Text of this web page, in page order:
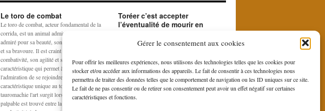
Gérer le consentement aux cookies
Pour offrir les meilleures expériences, nous utilisons des technologies telles que les cookies pour
stocker et/ou accéder aux informations des appareils. Le fait de consentir à ces technologies nous
permettra de traiter des données telles que le comportement de navigation ou les ID uniques sur ce site.
Le fait de ne pas consentir ou de retirer son consentement peut avoir un effet négatif sur certaines
caractéristiques et fonctions.
Le toro de combat
Le toro de combat, acteur fondamental de la
corrida, est un animal admiré et craint. Il est
admiré pour sa beauté, son harmonie physique
et sa bravoure. Il est craint pour sa
combativité, son agilité et sa force. La
caractéristique qui permet à la crainte et à
l'admiration de se rejoindre est la noblesse,
caractéristique unique au toro de combat. En
tauromachie l'art surgit lorsqu'un équilibre
palpable est trouvé entre la peur, la force, la
Toréer c’est accepter
l’éventualité de mourir en
Le matador accepte en toréant l'éventualité de
beau et du sublime que le contraste entre la
force et la bravoure du toro et la douce
gestuelle du toreo, fait naître du rituel de la
corrida.